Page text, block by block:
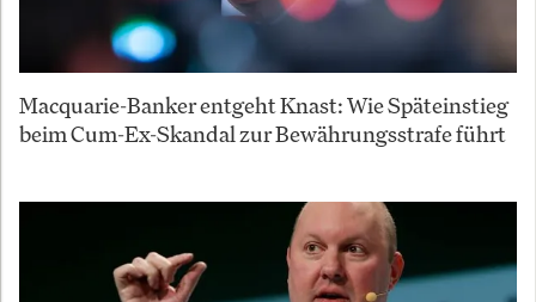
Macquarie-Banker entgeht Knast: Wie Späteinstieg
beim Cum-Ex-Skandal zur Bewährungsstrafe führt